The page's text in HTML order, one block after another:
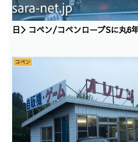
日＞コペン/コペンローブSに丸6
コペン